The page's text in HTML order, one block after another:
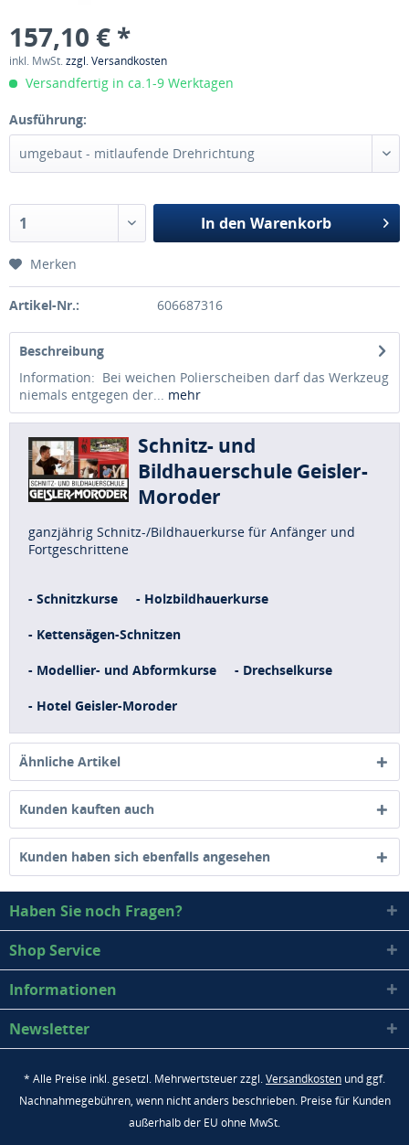
157,10 € *
inkl. MwSt.zzgl. Versandkosten
Versandfertig in ca.1-9 Werktagen
Ausführung:
In den Warenkorb
Merken
Artikel-Nr.: 606687316
Beschreibung
Information: Bei weichen Polierscheiben darf das Werkzeug
niemals entgegen der... mehr
Schnitz- und
Bildhauerschule Geisler-
Moroder
ganzjährig Schnitz-/Bildhauerkurse für Anfänger und
Fortgeschrittene
- Schnitzkurse - Holzbildhauerkurse
- Kettensägen-Schnitzen
- Modellier- und Abformkurse - Drechselkurse
- Hotel Geisler-Moroder
Ähnliche Artikel
Kunden kauften auch
Kunden haben sich ebenfalls angesehen
Haben Sie noch Fragen?
Shop Service
Informationen
Newsletter
* Alle Preise inkl. gesetzl. Mehrwertsteuer zzgl.Versandkosten und ggf.
Nachnahmegebühren, wenn nicht anders beschrieben. Preise für Kunden
außerhalb der EU ohne MwSt.